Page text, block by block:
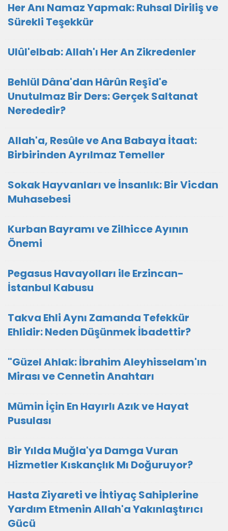
Her Anı Namaz Yapmak: Ruhsal Diriliş ve
Sürekli Teşekkür
Ulûl'elbab: Allah'ı Her An Zikredenler
Behlül Dâna'dan Hârûn Reşîd'e
Unutulmaz Bir Ders: Gerçek Saltanat
Nerededir?
Allah'a, Resûle ve Ana Babaya İtaat:
Birbirinden Ayrılmaz Temeller
Sokak Hayvanları ve İnsanlık: Bir Vicdan
Muhasebesi
Kurban Bayramı ve Zilhicce Ayının
Önemi
Pegasus Havayolları ile Erzincan-
İstanbul Kabusu
Takva Ehli Aynı Zamanda Tefekkür
Ehlidir: Neden Düşünmek İbadettir?
"Güzel Ahlak: İbrahim Aleyhisselam'ın
Mirası ve Cennetin Anahtarı
Mümin İçin En Hayırlı Azık ve Hayat
Pusulası
Bir Yılda Muğla'ya Damga Vuran
Hizmetler Kıskançlık Mı Doğuruyor?
Hasta Ziyareti ve İhtiyaç Sahiplerine
Yardım Etmenin Allah'a Yakınlaştırıcı
Gücü